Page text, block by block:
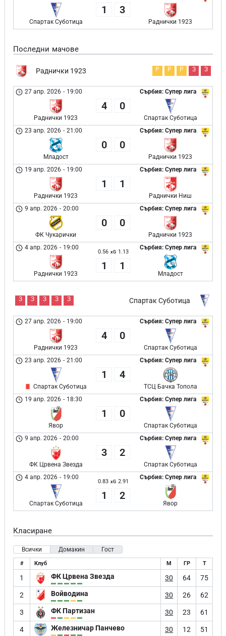
Спартак Суботица
1 3
Раднички 1923
Последни мачове
Раднички 1923 Р Р Р З З
Сърбия: Супер лига
27 апр. 2026 - 19:00
Раднички 1923
4 0
Спартак Суботица
Сърбия: Супер лига
23 апр. 2026 - 21:00
Младост
0 0
Раднички 1923
Сърбия: Супер лига
19 апр. 2026 - 19:00
Раднички 1923
1 1
Раднички Ниш
Сърбия: Супер лига
9 апр. 2026 - 20:00
ФК Чукарички
0 0
Раднички 1923
Сърбия: Супер лига
4 апр. 2026 - 19:00
Раднички 1923
0.56 xG 1.13
1 1
Младост
Спартак Суботица
З З З З З
Сърбия: Супер лига
27 апр. 2026 - 19:00
Раднички 1923
4 0
Спартак Суботица
Сърбия: Супер лига
23 апр. 2026 - 21:00
Спартак Суботица
1 4
ТСЦ Бачка Топола
Сърбия: Супер лига
19 апр. 2026 - 18:30
Явор
1 0
Спартак Суботица
Сърбия: Супер лига
9 апр. 2026 - 20:00
ФК Црвена Звезда
3 2
Спартак Суботица
Сърбия: Супер лига
4 апр. 2026 - 19:00
Спартак Суботица
0.83 xG 2.91
1 2
Явор
Класиране
Всички Домакин Гост
# Клуб М ГР Т
1 ФК Црвена Звезда 30 64 75
2 Войводина 30 26 62
3 ФК Партизан 30 23 61
4 Железничар Панчево 30 12 51